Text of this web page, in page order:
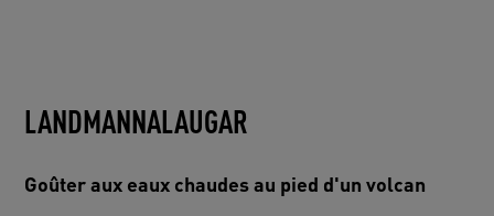
LANDMANNALAUGAR
Goûter aux eaux chaudes au pied d'un volcan